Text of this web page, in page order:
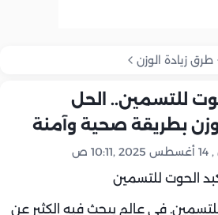
طرق زيادة الوزن
للتسمين.. الحل
بطريقة صحية وآمنة
ص
للتسمين. في عالم يبحث فيه الكثير عن